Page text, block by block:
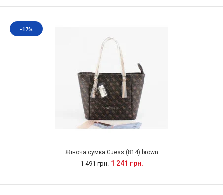
-17%
Жіноча сумка Guess (814) brown
1 491 грн. 1 241 грн.